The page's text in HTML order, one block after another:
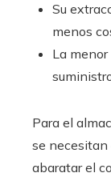
Su
menos
La
Para el
se necesitan
abaratar el